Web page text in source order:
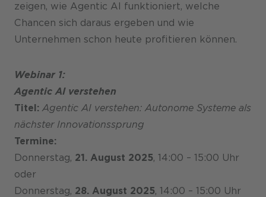
Nachhaltigkeit CANCOM Austria
Karriere
zeigen, wie Agentic AI funktioniert, welche
Chancen sich daraus ergeben und wie
Unternehmen schon heute profitieren können.
Webinar 1:
Agentic AI verstehen
Titel: Agentic AI verstehen: Autonome Systeme als
nächster Innovationssprung
Termine:
Donnerstag, 21. August 2025, 14:00 – 15:00 Uhr
oder
Donnerstag, 28. August 2025, 14:00 – 15:00 Uhr